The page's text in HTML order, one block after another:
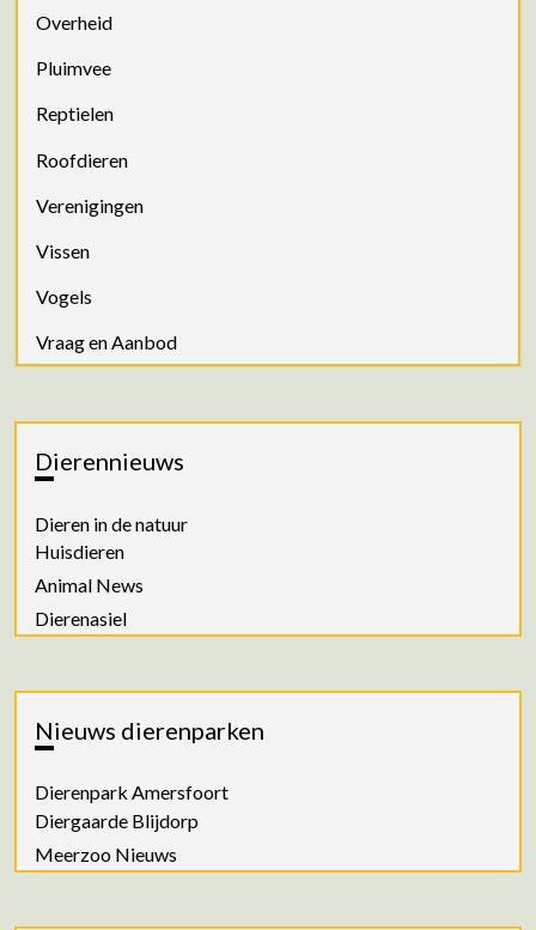
Overheid
Pluimvee
Reptielen
Roofdieren
Verenigingen
Vissen
Vogels
Vraag en Aanbod
Dierennieuws
Dieren in de natuur
Huisdieren
Animal News
Dierenasiel
Nieuws dierenparken
Dierenpark Amersfoort
Diergaarde Blijdorp
Meerzoo Nieuws